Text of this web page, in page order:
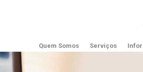
Quem Somos Serviços